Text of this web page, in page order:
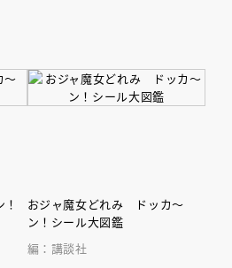
おジャ魔女どれみ ドッカ～
ン！シール大図鑑
編：講談社